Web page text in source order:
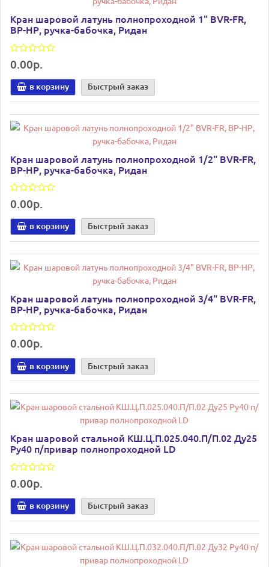
Кран шаровой латунь полнопроходной 1" BVR-FR,
ВР-НР, ручка-бабочка, Ридан
0.00р.
в корзину Быстрый заказ
Кран шаровой латунь полнопроходной 1/2" BVR-FR,
ВР-НР, ручка-бабочка, Ридан
0.00р.
в корзину Быстрый заказ
Кран шаровой латунь полнопроходной 3/4" BVR-FR,
ВР-НР, ручка-бабочка, Ридан
0.00р.
в корзину Быстрый заказ
Кран шаровой стальной КШ.Ц.П.025.040.П/П.02 Ду25
Ру40 п/привар полнопроходной LD
0.00р.
в корзину Быстрый заказ